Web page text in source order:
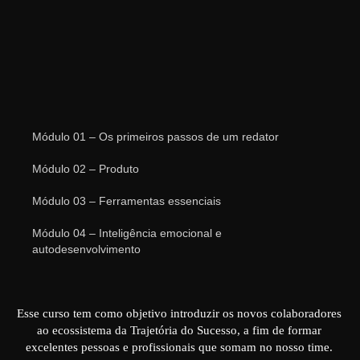
Módulo 01 – Os primeiros passos de um redator
Módulo 02 – Produto
Módulo 03 – Ferramentas essenciais
Módulo 04 – Inteligência emocional e
autodesenvolvimento
Esse curso tem como objetivo introduzir os novos colaboradores
ao ecossistema da Trajetória do Sucesso, a fim de formar
excelentes pessoas e profissionais que somam no nosso time.